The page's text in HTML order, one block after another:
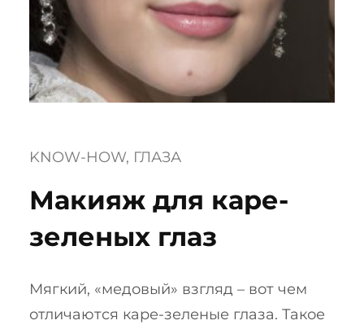
KNOW-HOW, ГЛАЗА
Макияж для каре-
зеленых глаз
Мягкий, «медовый» взгляд – вот чем
отличаются каре-зеленые глаза. Такое